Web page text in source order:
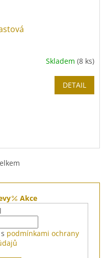
Skladem (8 ks)
DETAIL
je příklad zapojení
Akce
podmínkami ochrany